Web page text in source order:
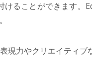
ることができます。
力やクリエイティブ